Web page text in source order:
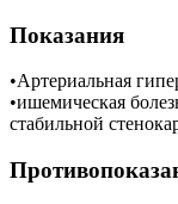
Показания
•Артериальная
•ишемическая
стабильной